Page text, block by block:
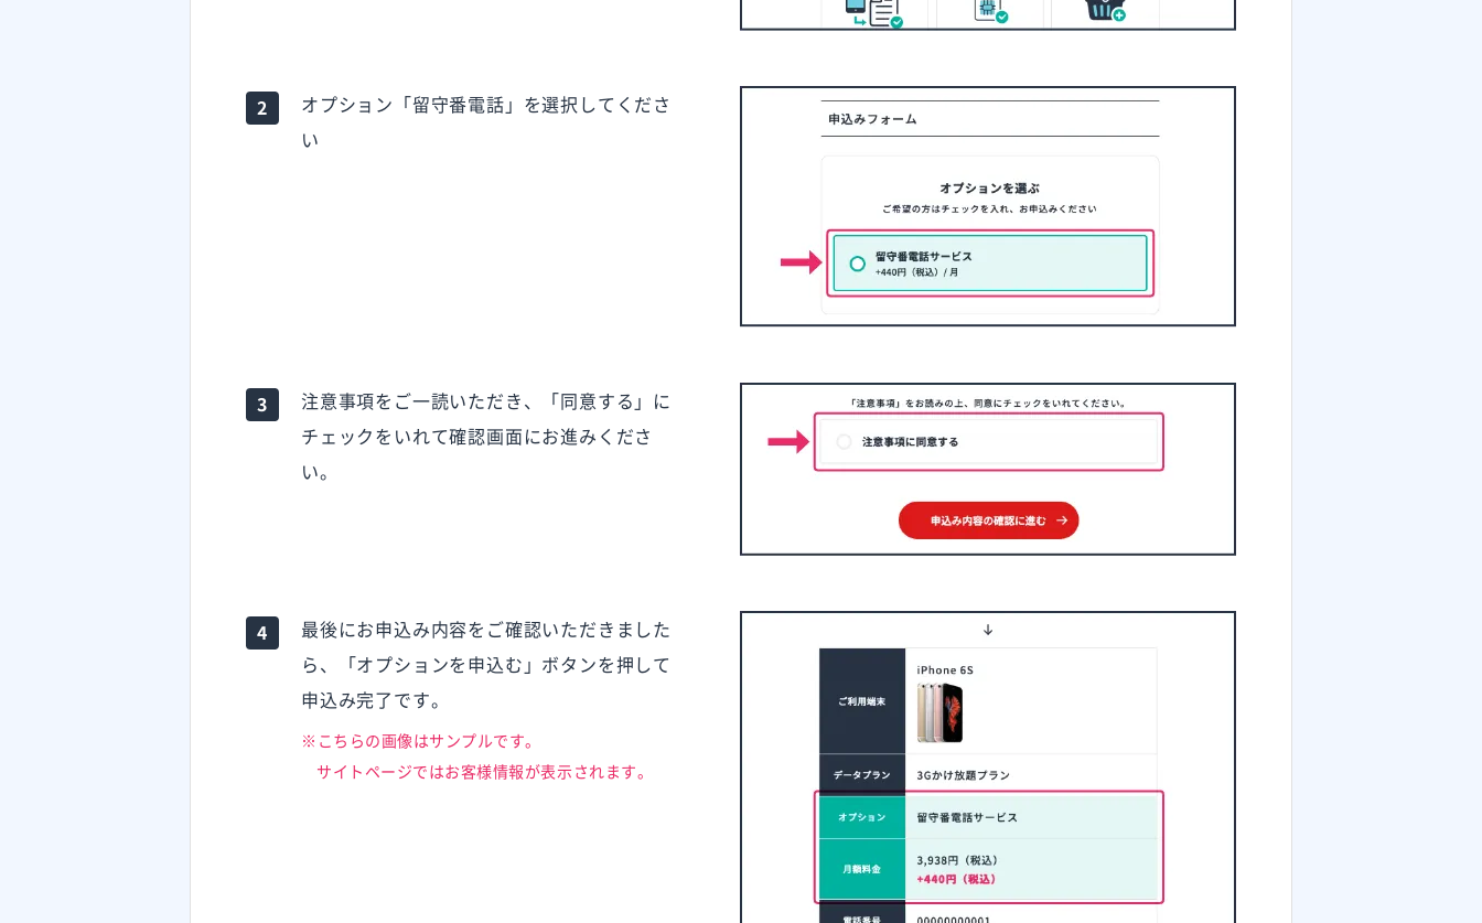
オプション「留守番電話」を選択してくださ
い
注意事項をご一読いただき、「同意する」に
チェックをいれて確認画面にお進みくださ
い。
最後にお申込み内容をご確認いただきました
ら、「オプションを申込む」ボタンを押して
申込み完了です。
※こちらの画像はサンプルです。
サイトページではお客様情報が表示されます。